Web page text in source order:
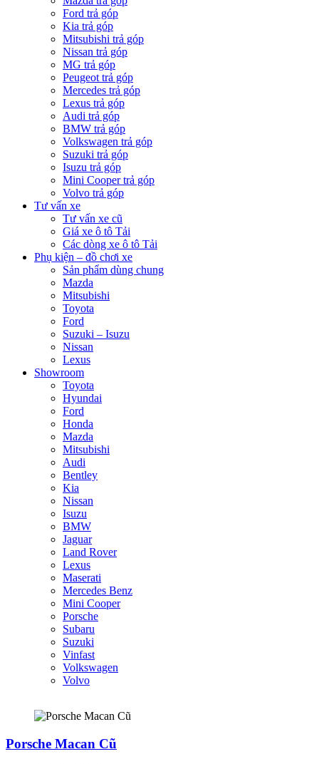
Ford trả góp
Kia trả góp
Mitsubishi trả góp
Nissan trả góp
MG trả góp
Peugeot trả góp
Mercedes trả góp
Lexus trả góp
Audi trả góp
BMW trả góp
Volkswagen trả góp
Suzuki trả góp
Isuzu trả góp
Mini Cooper trả góp
Volvo trả góp
Tư vấn xe
Tư vấn xe cũ
Giá xe ô tô Tải
Các dòng xe ô tô Tải
Phụ kiện – đồ chơi xe
Sản phẩm dùng chung
Mazda
Mitsubishi
Toyota
Ford
Suzuki – Isuzu
Nissan
Lexus
Showroom
Toyota
Hyundai
Ford
Honda
Mazda
Mitsubishi
Audi
Bentley
Kia
Nissan
Isuzu
BMW
Jaguar
Land Rover
Lexus
Maserati
Mercedes Benz
Mini Cooper
Porsche
Subaru
Suzuki
Vinfast
Volkswagen
Volvo
Porsche Macan Cũ